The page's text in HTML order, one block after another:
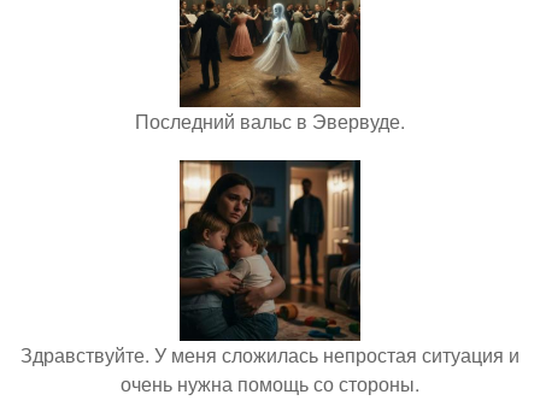
Последний вальс в Эвервуде.
Здравствуйте. У меня сложилась непростая ситуация и
очень нужна помощь со стороны.